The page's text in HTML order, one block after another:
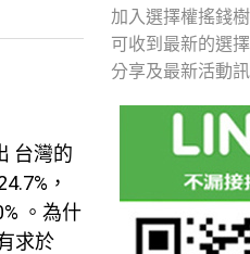
台灣的
，
。為什
求於
加入選擇權搖錢
可收到最新的選
分享及最新活動